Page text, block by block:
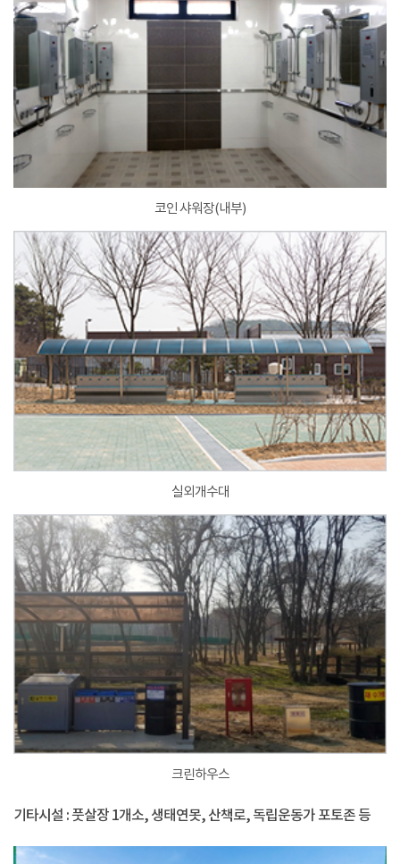
코인 샤워장(내부)
실외개수대
크린하우스
기타시설 : 풋살장 1개소, 생태연못, 산책로, 독립운동가 포토존 등